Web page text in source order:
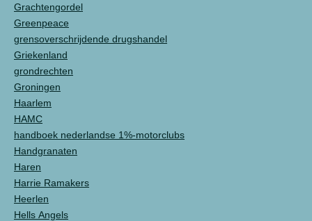
Grachtengordel
Greenpeace
grensoverschrijdende drugshandel
Griekenland
grondrechten
Groningen
Haarlem
HAMC
handboek nederlandse 1%-motorclubs
Handgranaten
Haren
Harrie Ramakers
Heerlen
Hells Angels